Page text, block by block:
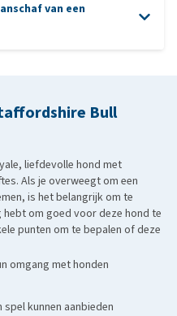
en speels.
gespierd, maar deelt het
van een
Bull
liefdevolle hond met
Als je overweegt om een
is het belangrijk om te
om goed voor deze hond te
punten om te bepalen of deze
omgang met honden
kunnen aanbieden